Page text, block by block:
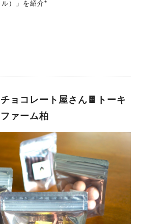
ル）」を紹介*
ョコレート屋さん🍫トーキ
ァーム柏